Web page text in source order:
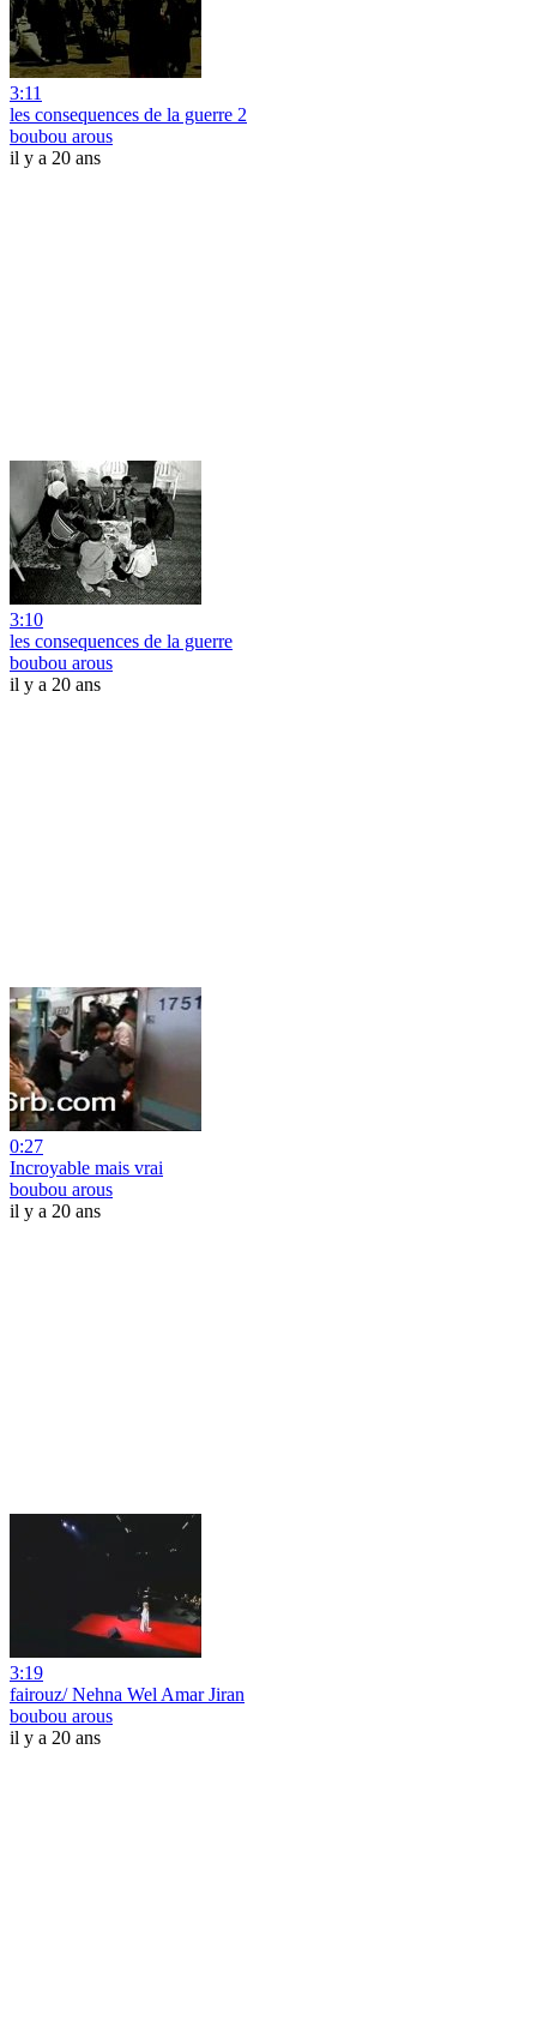
3:11
les consequences de la guerre 2
boubou arous
il y a 20 ans
3:10
les consequences de la guerre
boubou arous
il y a 20 ans
0:27
Incroyable mais vrai
boubou arous
il y a 20 ans
3:19
fairouz/ Nehna Wel Amar Jiran
boubou arous
il y a 20 ans